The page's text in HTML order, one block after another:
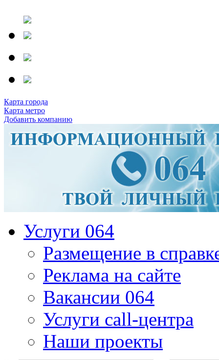
Карта города
Карта метро
Добавить компанию
Услуги 064
Размещение в
Реклама на сайте
Вакансии 064
Услуги call-центра
Наши проекты